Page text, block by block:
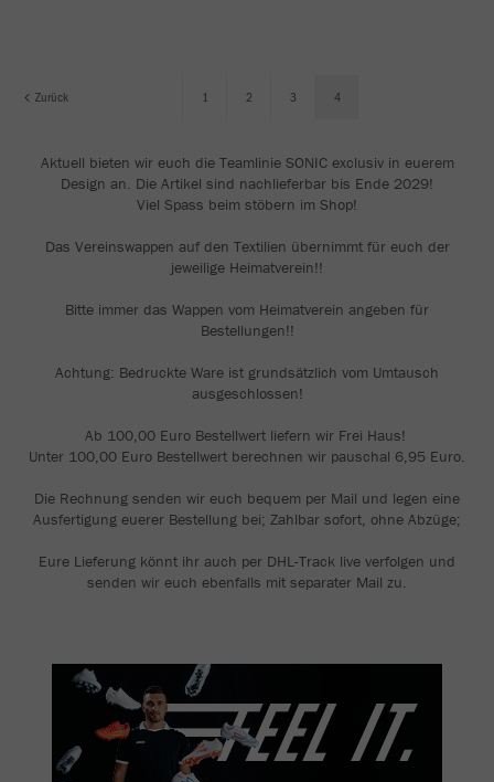
Zurück 1 2 3 4
Aktuell bieten wir euch die Teamlinie SONIC exclusiv in euerem
Design an. Die Artikel sind nachlieferbar bis Ende 2029!
Viel Spass beim stöbern im Shop!
Das Vereinswappen auf den Textilien übernimmt für euch der
jeweilige Heimatverein!!
Bitte immer das Wappen vom Heimatverein angeben für
Bestellungen!!
Achtung: Bedruckte Ware ist grundsätzlich vom Umtausch
ausgeschlossen!
Ab 100,00 Euro Bestellwert liefern wir Frei Haus!
Unter 100,00 Euro Bestellwert berechnen wir pauschal 6,95 Euro.
Die Rechnung senden wir euch bequem per Mail und legen eine
Ausfertigung euerer Bestellung bei; Zahlbar sofort, ohne Abzüge;
Eure Lieferung könnt ihr auch per DHL-Track live verfolgen und
senden wir euch ebenfalls mit separater Mail zu.